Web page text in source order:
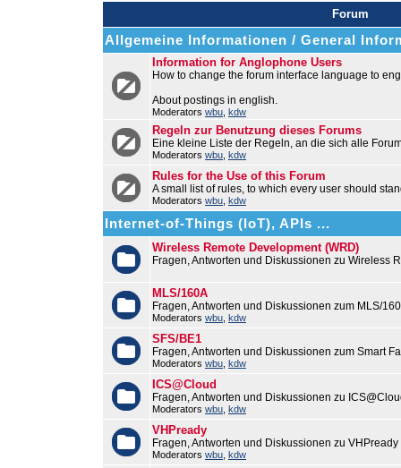
Forum
Allgemeine Informationen / General
Information for Anglophone Users
How to change the forum interface language to
About postings in english.
Moderators wbu kdw
Regeln zur Benutzung dieses Forums
Eine kleine Liste der Regeln, an die sich alle
Moderators wbu kdw
Rules for the Use of this Forum
A small list of rules, to which every user should
Moderators wbu kdw
Internet-of-Things (IoT), APIs ...
Wireless Remote Development (WRD)
Fragen, Antworten und Diskussionen zu Wireless
MLS/160A
Fragen, Antworten und Diskussionen zum MLS/
Moderators wbu kdw
SFS/BE1
Fragen, Antworten und Diskussionen zum Smart
Moderators wbu kdw
ICS@Cloud
Fragen, Antworten und Diskussionen zu
Moderators wbu kdw
VHPready
Fragen, Antworten und Diskussionen zu VHPready
Moderators wbu kdw